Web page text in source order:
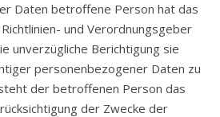
Daten betroffene Person hat das
und Verordnungsgeber
unverzügliche Berichtigung sie
personenbezogener Daten zu
der betroffenen Person das
der Zwecke der